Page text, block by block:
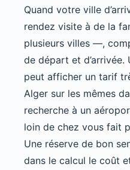
Quand votre ville
rendez visite à de la
plusieurs villes —,
de départ et d’arrivée.
peut afficher un tarif
Alger sur les mêmes
recherche à un
loin de chez vous fait
Une réserve de bon
dans le calcul le coût